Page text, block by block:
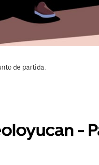
de partida.
-